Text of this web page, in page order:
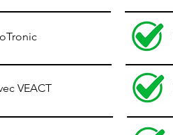
Tronic
VEACT